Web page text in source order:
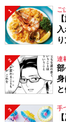
1 ご
2 連
部
身
3 手